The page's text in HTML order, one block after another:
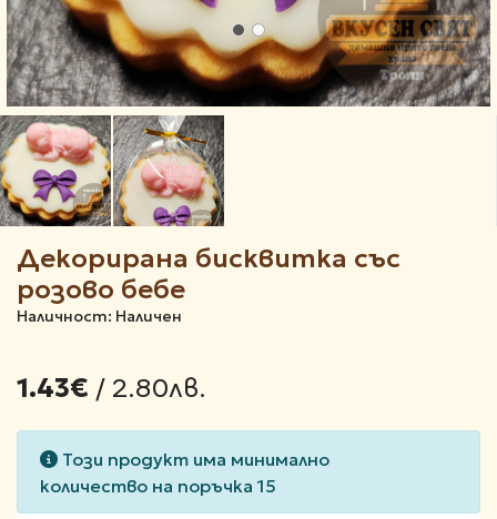
Декорирана бисквитка със
розово бебе
Наличност: Наличен
1.43€ / 2.80лв.
Този продукт има минимално
количество на поръчка 15